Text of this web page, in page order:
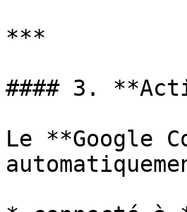
***
#### 3.
Le **Google